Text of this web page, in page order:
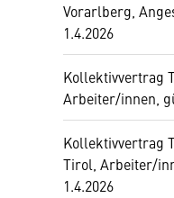
Vorarlberg,
1.4.2026
Kollektivvertrag
Arbeiter/innen,
Kollektivvertrag
Tirol, Arbeiter/
1.4.2026